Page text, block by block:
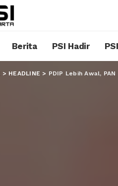
Berita PSI Hadir
> HEADLINE > PDIP Lebih Awal,